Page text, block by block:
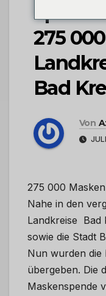
275
Bad
Von
275 000
Nahe in den
Landkreise Bad
sowie die Stadt
Nun wurden die
übergeben. Die
Maskenspende